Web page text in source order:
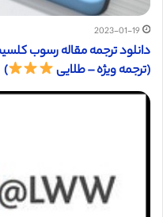
2023-01-19
(ترجمه ویژه – طلایی
)